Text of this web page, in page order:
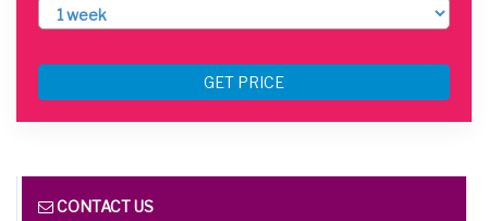
GET PRICE
CONTACT US